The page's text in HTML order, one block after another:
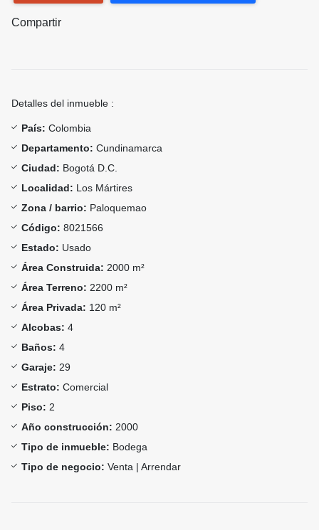
Compartir
Detalles del inmueble :
País: Colombia
Departamento: Cundinamarca
Ciudad: Bogotá D.C.
Localidad: Los Mártires
Zona / barrio: Paloquemao
Código: 8021566
Estado: Usado
Área Construida: 2000 m²
Área Terreno: 2200 m²
Área Privada: 120 m²
Alcobas: 4
Baños: 4
Garaje: 29
Estrato: Comercial
Piso: 2
Año construcción: 2000
Tipo de inmueble: Bodega
Tipo de negocio: Venta | Arrendar